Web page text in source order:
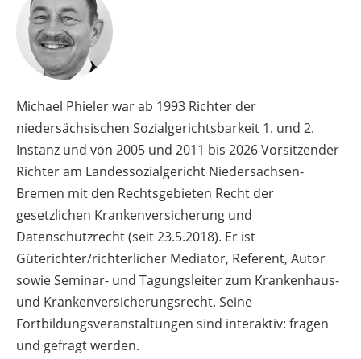
Michael Phieler war ab 1993 Richter der
niedersächsischen Sozialgerichtsbarkeit 1. und 2.
Instanz und von 2005 und 2011 bis 2026 Vorsitzender
Richter am Landessozialgericht Niedersachsen-
Bremen mit den Rechtsgebieten Recht der
gesetzlichen Krankenversicherung und
Datenschutzrecht (seit 23.5.2018). Er ist
Güterichter/richterlicher Mediator, Referent, Autor
sowie Seminar- und Tagungsleiter zum Krankenhaus-
und Krankenversicherungsrecht. Seine
Fortbildungsveranstaltungen sind interaktiv: fragen
und gefragt werden.